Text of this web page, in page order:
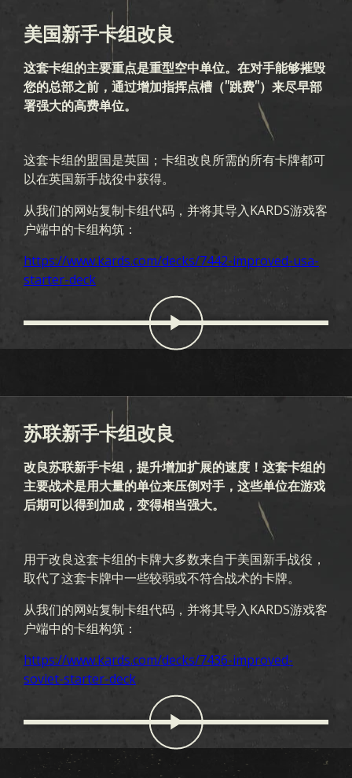
美国新手卡组改良
这套卡组的主要重点是重型空中单位。在对手能够摧毁
您的总部之前，通过增加指挥点槽（"跳费"）来尽早部
署强大的高费单位。
这套卡组的盟国是英国；卡组改良所需的所有卡牌都可
以在英国新手战役中获得。
从我们的网站复制卡组代码，并将其导入KARDS游戏客
户端中的卡组构筑：
https://www.kards.com/decks/7442-improved-usa-
starter-deck
苏联新手卡组改良
改良苏联新手卡组，提升增加扩展的速度！这套卡组的
主要战术是用大量的单位来压倒对手，这些单位在游戏
后期可以得到加成，变得相当强大。
用于改良这套卡组的卡牌大多数来自于美国新手战役，
取代了这套卡牌中一些较弱或不符合战术的卡牌。
从我们的网站复制卡组代码，并将其导入KARDS游戏客
户端中的卡组构筑：
https://www.kards.com/decks/7436-improved-
soviet-starter-deck
游戏
KARDS 是什么 如何游戏 商店
国家
KARDS 学院
常见问题
收藏
收藏 卡组生成器 卡组 竞技场
扩展包
国土阵线
联合战线
血与铁 秘密行动 冬季战争
战友